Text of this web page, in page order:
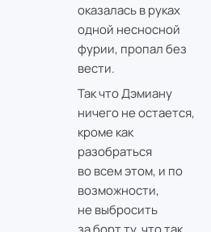
оказалась в руках
одной несносной
фурии, пропал без
вести.
Так что Дэмиану
ничего не остается,
кроме как
разобраться
во всем этом, и по
возможности,
не выбросить